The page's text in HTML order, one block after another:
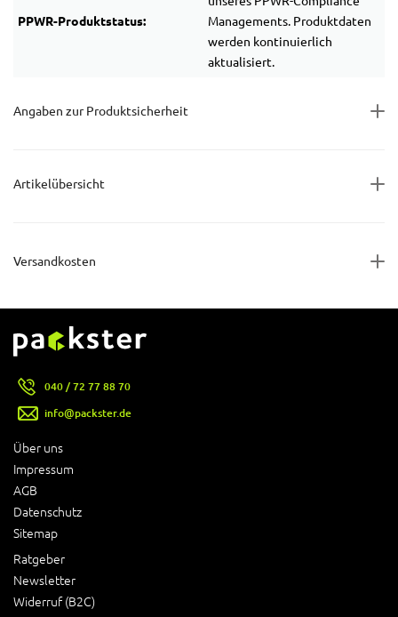
PPWR-Produktstatus:
Managements. Produktdaten
werden kontinuierlich
aktualisiert.
Angaben zur Produktsicherheit
Artikelübersicht
Versandkosten
Über uns
Impressum
AGB
Datenschutz
Sitemap
Ratgeber
Newsletter
Widerruf (B2C)
040 / 72 77 88 70
info@packster.de